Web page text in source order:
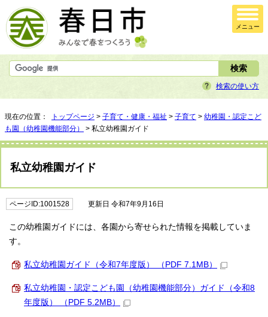
メニュー
検索の使い方
現在の位置： トップページ > 子育て・健康・福祉 > 子育て > 幼稚園・認定こど
も園（幼稚園機能部分）
> 私立幼稚園ガイド
私立幼稚園ガイド
ページID:1001528 更新日 令和7年9月16日
この幼稚園ガイドには、各園から寄せられた情報を掲載していま
す。
私立幼稚園ガイド（令和7年度版） （PDF 7.1MB）
私立幼稚園・認定こども園（幼稚園機能部分）ガイド（令和8
年度版） （PDF 5.2MB）